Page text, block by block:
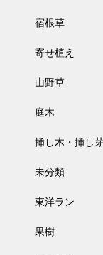
宿根草
寄せ植え
山野草
庭木
挿し木・挿し
未分類
東洋ラン
果樹